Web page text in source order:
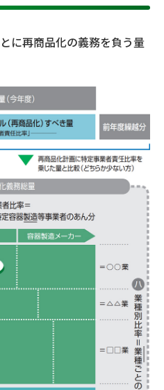
に再商品化の義務を負う量